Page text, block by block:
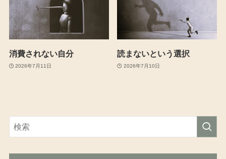
消費されない自分
2026年7月11日
読まないという選択
2026年7月10日